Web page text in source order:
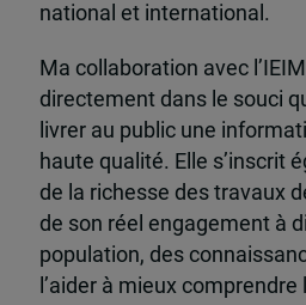
national et international.
Ma collaboration avec
directement dans le souci
livrer au public une
haute qualité. Elle s’inscrit
de la richesse des travaux
de son réel engagement à
population, des
l’aider à mieux